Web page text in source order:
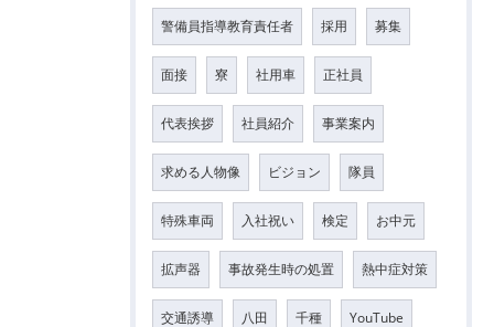
警備員指導教育責任者 採用 募集
面接 寮 社用車 正社員
代表挨拶 社員紹介 事業案内
求める人物像 ビジョン 隊員
特殊車両 入社祝い 検定 お中元
拡声器 事故発生時の処置 熱中症対策
交通誘導 八田 千種 YouTube